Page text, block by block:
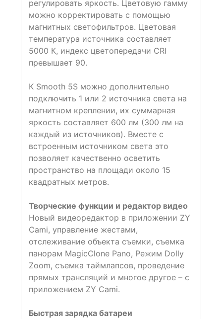
регулировать яркость. Цветовую гамму
можно корректировать с помощью
магнитных светофильтров. Цветовая
температура источника составляет
5000 К, индекс цветопередачи CRI
превышает 90.
К Smooth 5S можно дополнительно
подключить 1 или 2 источника света на
магнитном креплении, их суммарная
яркость составляет 600 лм (300 лм на
каждый из источников). Вместе с
встроенным источником света это
позволяет качественно осветить
пространство на площади около 15
квадратных метров.
Творческие функции и редактор видео
Новый видеоредактор в приложении ZY
Cami, управление жестами,
отслеживание объекта съемки, съемка
панорам MagicClone Pano, Режим Dolly
Zoom, съемка таймлапсов, проведение
прямых трансляций и многое другое – с
приложением ZY Cami.
Быстрая зарядка батареи